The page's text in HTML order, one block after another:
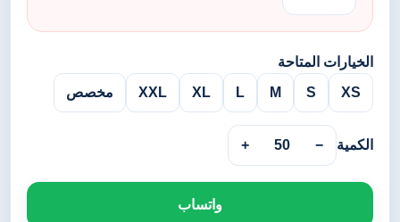
الخيارات المتاحة
XS
S
M
L
XL
XXL مخصص
الكمية −
50
+
واتساب